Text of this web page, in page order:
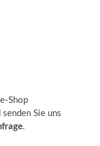
Shop
Sie uns
.